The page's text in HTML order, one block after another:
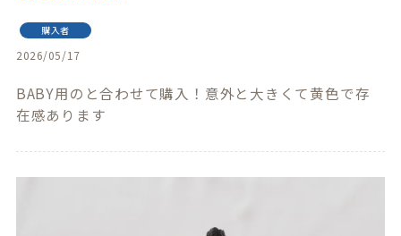
購入者
2026/05/17
BABY用のと合わせて購入！意外と大きくて黄色で存
在感あります